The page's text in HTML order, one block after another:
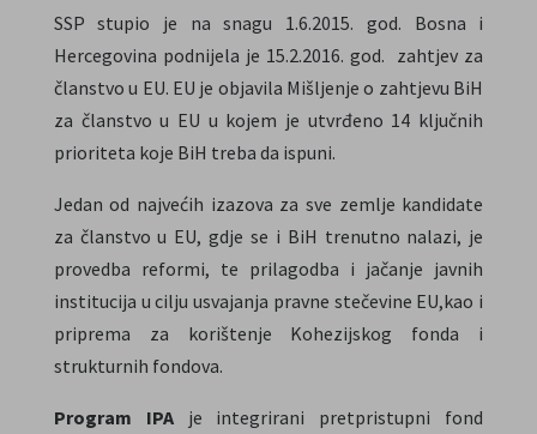
SSP stupio je na snagu 1.6.2015. god. Bosna i
Hercegovina podnijela je 15.2.2016. god. zahtjev za
članstvo u EU. EU je objavila Mišljenje o zahtjevu BiH
za članstvo u EU u kojem je utvrđeno 14 ključnih
prioriteta koje BiH treba da ispuni.
Jedan od najvećih izazova za sve zemlje kandidate
za članstvo u EU, gdje se i BiH trenutno nalazi, je
provedba reformi, te prilagodba i jačanje javnih
institucija u cilju usvajanja pravne stečevine EU,kao i
priprema za korištenje Kohezijskog fonda i
strukturnih fondova.
Program IPAje integrirani pretpristupni fond